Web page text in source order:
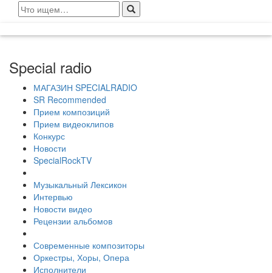
Search
for:
Special radio
МАГАЗИН SPECIALRADIO
SR Recommended
Прием композиций
Прием видеоклипов
Конкурс
Новости
SpecialRockTV
Музыкальный Лексикон
Интервью
Новости видео
Рецензии альбомов
Современные композиторы
Оркестры, Хоры, Опера
Исполнители